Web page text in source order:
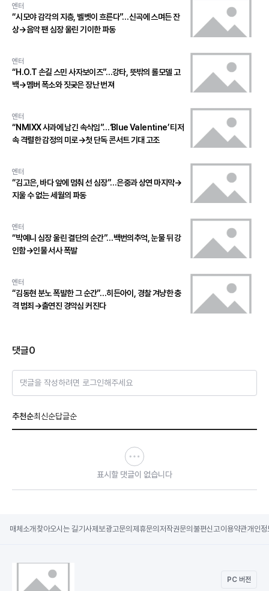
엔터
“시모야 감각의 지층, 벨벳이 흐른다”…신곡에 스며든 잔
상→음악 팬 심장 울린 기이한 파동
엔터
“H.O.T 손길 스민 사자보이즈”…강타, 뜻밖의 롤모델 고
백→멤버 폭소와 짓궂은 장난 번져
엔터
“NMIXX 사과에 남긴 속삭임”…‘Blue Valentine’ 티저
속 격렬한 감정의 미로→첫 단독 콘서트 기대 고조
엔터
“김고은, 바다 앞에 멈춰 선 심장”…은중과 상연 마지막→
지울 수 없는 세월의 파동
엔터
“박예니 심장 울린 결단의 순간”…백번의추억, 눈물 뒤 강
인함→인물 서사 폭발
엔터
“김동현 분노 폭발한 그 순간”…히든아이, 경찰 겨냥한 충
격 범죄→출연진 경악심 커진다
댓글0
댓글을 작성하려면 로그인해주세요
추천순최신순답글순
표시할 댓글이 없습니다
매체소개 찾아오시는 길기사제보광고문의 제휴문의 저작권문의 불편신고이용약관개인정
PC 버전